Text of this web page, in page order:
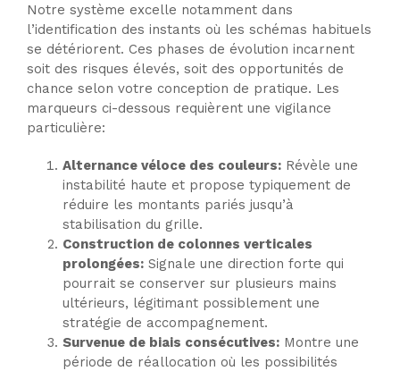
Notre système excelle notamment dans
l’identification des instants où les schémas habituels
se détériorent. Ces phases de évolution incarnent
soit des risques élevés, soit des opportunités de
chance selon votre conception de pratique. Les
marqueurs ci-dessous requièrent une vigilance
particulière:
Alternance véloce des couleurs:Révèle une
instabilité haute et propose typiquement de
réduire les montants pariés jusqu’à
stabilisation du grille.
Construction de colonnes verticales
prolongées:Signale une direction forte qui
pourrait se conserver sur plusieurs mains
ultérieurs, légitimant possiblement une
stratégie de accompagnement.
Survenue de biais consécutives:Montre une
période de réallocation où les possibilités